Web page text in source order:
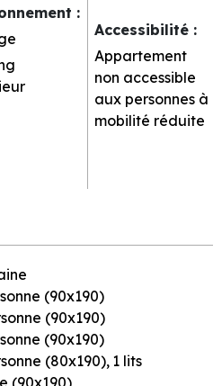
:
Accessibilité :
Appartement
non accessible
aux personnes à
mobilité réduite
(90x190)
(90x190)
(90x190)
(80x190) 1 lits
(90x190)